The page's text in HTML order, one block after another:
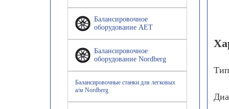
Балансировочное
оборудование AET
Балансировочное
оборудование Nordberg
Балансировочные станки для легковых
а/м Nordberg